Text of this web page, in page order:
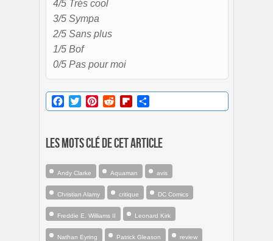
4/5 Trés cool
3/5 Sympa
2/5 Sans plus
1/5 Bof
0/5 Pas pour moi
Facebook
TwitterPinterestRedditFlipboard
Les mots clé de cet article
Andy Clarke Aquaman avis
Christian Alamy critique DC Comics
Freddie E. Williams II Leonard Kirk
Nathan Eyring Patrick Gleason review